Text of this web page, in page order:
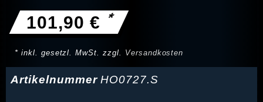
101,90 € *
* inkl. gesetzl. MwSt. zzgl. Versandkosten
ArtikelnummerHO0727.S